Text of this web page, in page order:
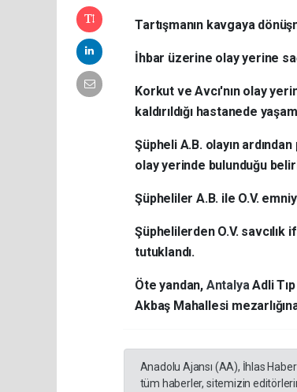
Tartışmanın kavgaya
İhbar üzerine olay yerine
Korkut ve Avcı'nın olay
kaldırıldığı hastanede
Şüpheli A.B. olayın
olay yerinde bulunduğu
Şüpheliler A.B. ile O.V.
Şüphelilerden O.V. savcılık
tutuklandı.
Öte yandan, AntalyaAdli
Akbaş Mahallesi
Anadolu Ajansı (AA), İhlas
tüm haberler, sitemizin